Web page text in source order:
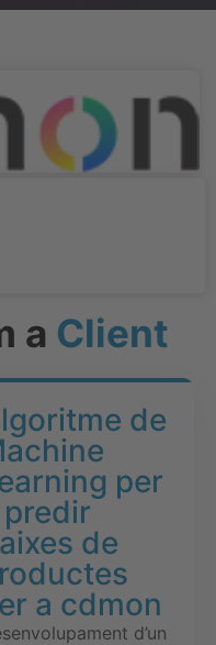
a Client
de
per
predir
de
a cdmon
d’un